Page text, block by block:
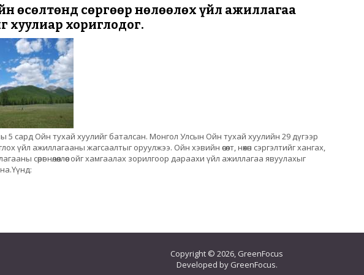
өсөлтөнд сөргөөр нөлөөлөх үйл ажиллагаа
хуулиар хориглодог.
5 сард Ойн тухай хуулийг баталсан. Монгол Улсын Ойн тухай хуулийн 29 дүгээр
үйл ажиллагааны жагсаалтыг оруулжээ. Ойн хэвийн өсөлт, нөхөн сэргэлтийг хангах,
сөрөг нөлөөллөөс ойг хамгаалах зорилгоор дараахи үйл ажиллагаа явуулахыг
Copyright © 2026, GreenFocus
Developed by GreenFocus.